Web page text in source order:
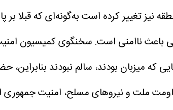
کرده است به‌گونه‌ای که قبلا بر
باعث ناامنی است. سخنگوی کمیسیون
که میزبان بودند، سالم نبودند بنابراین،
ملت و نیرو‌های مسلح، امنیت جمهوری